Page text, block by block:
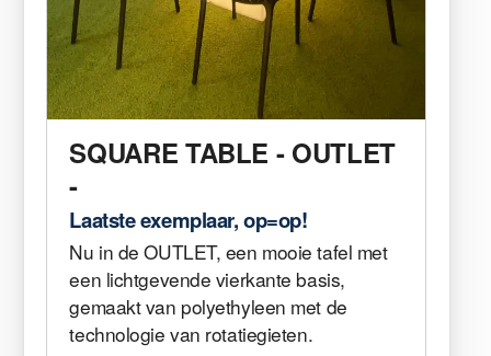
SQUARE TABLE - OUTLET
-
Laatste exemplaar, op=op!
Nu in de OUTLET, een mooie tafel met
een lichtgevende vierkante basis,
gemaakt van polyethyleen met de
technologie van rotatiegieten.